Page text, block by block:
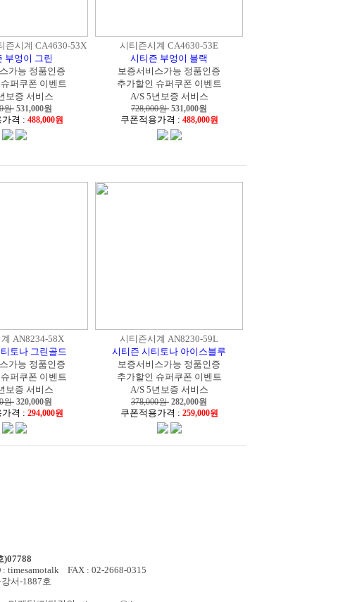
즌시계 CA4630-53X
부엉이 그린
가능 정품인증
퍼쿠폰 이벤트
보증 서비스
원 531,000원
격 : 488,000원
시티즌시계 CA4630-53E
시티즌 부엉이 블랙
보증서비스가능 정품인증
추가할인 슈퍼쿠폰 이벤트
A/S 5년보증 서비스
728,000원 531,000원
쿠폰적용가격 : 488,000원
AN8234-58X
토나 그린골드
가능 정품인증
퍼쿠폰 이벤트
보증 서비스
원 320,000원
격 : 294,000원
시티즌시계 AN8230-59L
시티즌 시티토나 아이스블루
보증서비스가능 정품인증
추가할인 슈퍼쿠폰 이벤트
A/S 5년보증 서비스
378,000원 282,000원
쿠폰적용가격 : 259,000원
)07788
timesamotalk FAX : 02-2668-0315
서-1887호